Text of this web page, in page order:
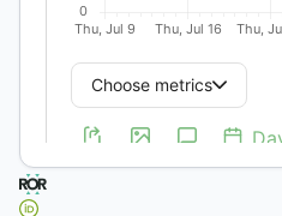
Consejo
Nacional de
Investigaciones
Técnicas